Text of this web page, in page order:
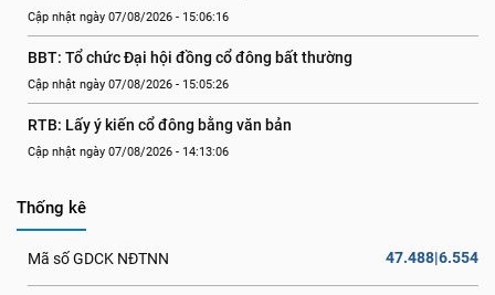
Cập nhật ngày 07/08/2026 - 15:06:16
BBT: Tổ chức Đại hội đồng cổ đông bất thường
Cập nhật ngày 07/08/2026 - 15:05:26
RTB: Lấy ý kiến cổ đông bằng văn bản
Cập nhật ngày 07/08/2026 - 14:13:06
Thống kê
Mã số GDCK NĐTNN 47.488|6.554